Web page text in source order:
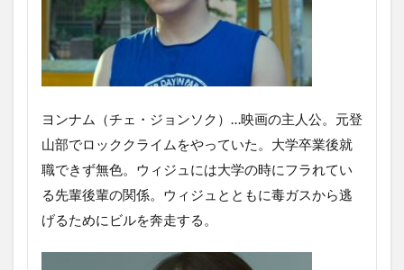
3
評
価・
レビ
ヨンナム（チェ・ジョンソク）…映画の主人公。元登
山部でロッククライムをやっていた。大学卒業後就
職できず無色。ウィジュには大学の時にフラれてい
る先輩後輩の関係。ウィジュとともに毒ガスから逃
げるためにビルを奔走する。